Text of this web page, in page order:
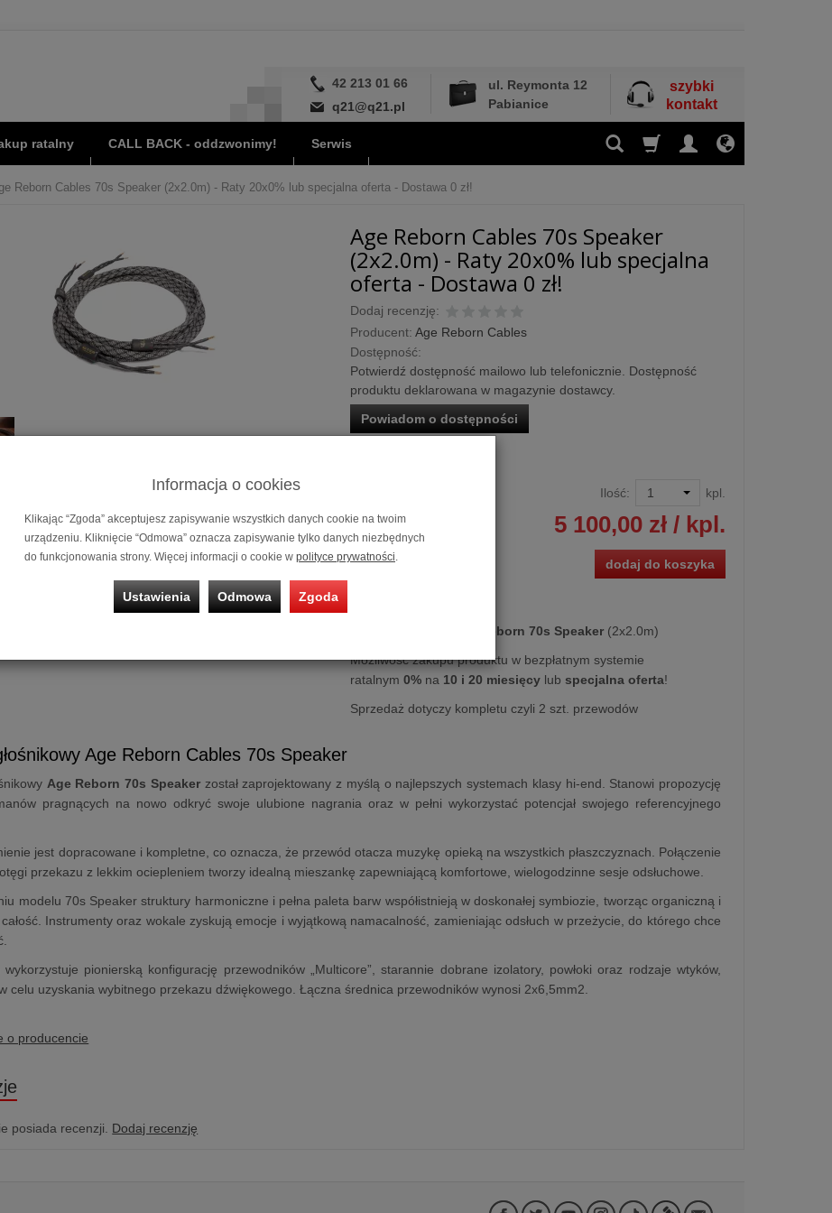
42 213 01 66
q21@q21.pl
ul. Reymonta 12
Pabianice
szybki
kontakt
ratalny CALL BACK - oddzwonimy! Serwis
Reborn Cables 70s Speaker (2x2.0m) - Raty 20x0% lub specjalna oferta - Dostawa 0 zł!
Age Reborn Cables 70s Speaker
(2x2.0m) - Raty 20x0% lub specjalna
oferta - Dostawa 0 zł!
Dodaj recenzję:
Producent: Age Reborn Cables
Dostępność:
Potwierdź dostępność mailowo lub telefonicznie. Dostępność
produktu deklarowana w magazynie dostawcy.
Powiadom o dostępności
Ilość: kpl.
5 100,00 zł/ kpl.
dodaj do koszyka
Age Reborn 70s Speaker (2x2.0m)
Możliwość zakupu produktu w bezpłatnym systemie
ratalnym 0%na 10 i 20 miesięcylub specjalna oferta!
Sprzedaż dotyczy kompletu czyli 2 szt. przewodów
Age Reborn Cables 70s Speaker
Age Reborn 70s Speakerzostał zaprojektowany z myślą o najlepszych systemach klasy hi-end. Stanowi propozycję
pragnących na nowo odkryć swoje ulubione nagrania oraz w pełni wykorzystać potencjał swojego referencyjnego
jest dopracowane i kompletne, co oznacza, że przewód otacza muzykę opieką na wszystkich płaszczyznach. Połączenie
przekazu z lekkim ociepleniem tworzy idealną mieszankę zapewniającą komfortowe, wielogodzinne sesje odsłuchowe.
modelu 70s Speaker struktury harmoniczne i pełna paleta barw współistnieją w doskonałej symbiozie, tworząc organiczną i
Instrumenty oraz wokale zyskują emocje i wyjątkową namacalność, zamieniając odsłuch w przeżycie, do którego chce
pionierską konfigurację przewodników „Multicore”, starannie dobrane izolatory, powłoki oraz rodzaje wtyków,
celu uzyskania wybitnego przekazu dźwiękowego. Łączna średnica przewodników wynosi 2x6,5mm2.
o producencie
posiada recenzji. Dodaj recenzję
Informacja o cookies
Klikając “Zgoda” akceptujesz zapisywanie wszystkich danych cookie na twoim
urządzeniu. Kliknięcie “Odmowa” oznacza zapisywanie tylko danych niezbędnych
do funkcjonowania strony. Więcej informacji o cookie w polityce prywatności.
Ustawienia Odmowa Zgoda